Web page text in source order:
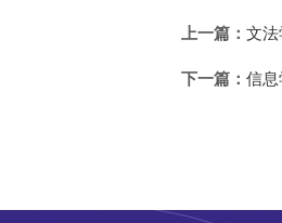
上一篇： 文
下一篇： 信